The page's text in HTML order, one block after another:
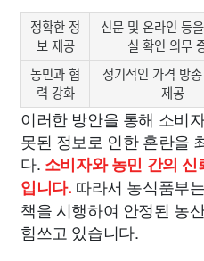
정확한 정
보 제공
신문 및 온라인 등
실 확인 의무
농민과 협
력 강화
정기적인 가격 방
제공
이러한 방안을 통해 소비
못된 정보로 인한 혼란을
다. 소비자와 농민 간의
입니다. 따라서 농식품부
책을 시행하여 안정된 농
힘쓰고 있습니다.